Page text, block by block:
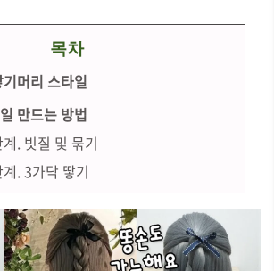
목차
머리 스타일
만드는 방법
. 빗질 및 묶기
. 3가닥 땋기